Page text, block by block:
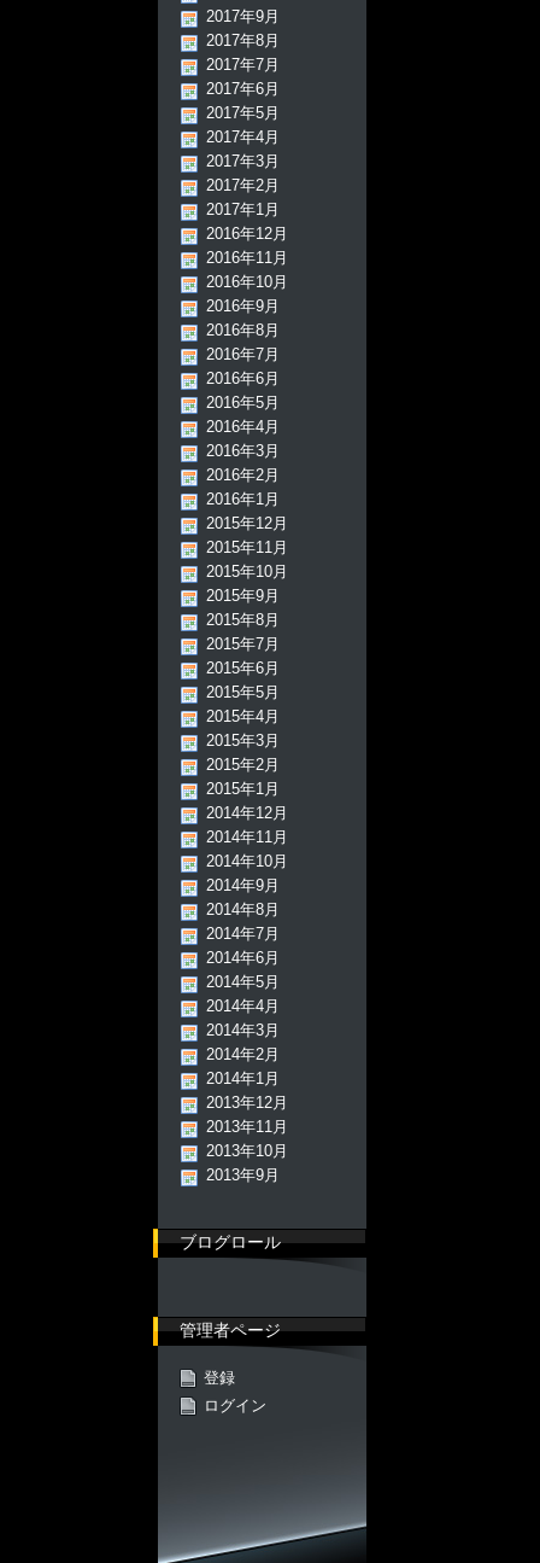
2017年9月
2017年8月
2017年7月
2017年6月
2017年5月
2017年4月
2017年3月
2017年2月
2017年1月
2016年12月
2016年11月
2016年10月
2016年9月
2016年8月
2016年7月
2016年6月
2016年5月
2016年4月
2016年3月
2016年2月
2016年1月
2015年12月
2015年11月
2015年10月
2015年9月
2015年8月
2015年7月
2015年6月
2015年5月
2015年4月
2015年3月
2015年2月
2015年1月
2014年12月
2014年11月
2014年10月
2014年9月
2014年8月
2014年7月
2014年6月
2014年5月
2014年4月
2014年3月
2014年2月
2014年1月
2013年12月
2013年11月
2013年10月
2013年9月
ブログロール
管理者ページ
登録
ログイン